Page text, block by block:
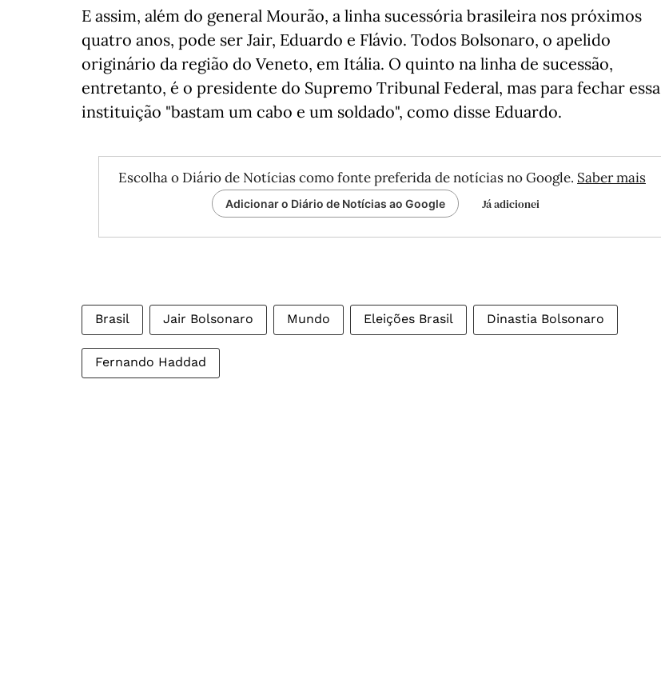
E assim, além do general Mourão, a linha sucessória brasileira nos próximos
quatro anos, pode ser Jair, Eduardo e Flávio. Todos Bolsonaro, o apelido
originário da região do Veneto, em Itália. O quinto na linha de sucessão,
entretanto, é o presidente do Supremo Tribunal Federal, mas para fechar essa
instituição "bastam um cabo e um soldado", como disse Eduardo.
Escolha o Diário de Notícias como fonte preferida de notícias no Google. Saber mais
Adicionar o Diário de Notícias ao Google Já adicionei
Brasil Jair Bolsonaro Mundo Eleições Brasil Dinastia Bolsonaro
Fernando Haddad